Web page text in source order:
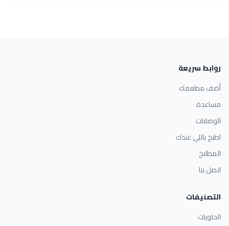
روابط سريعة
أضف مطعمك
مساعدة
الوصفات
اطبخ باللي عندك
المطابخ
اتصل بنا
التصنيفات
الحلويات